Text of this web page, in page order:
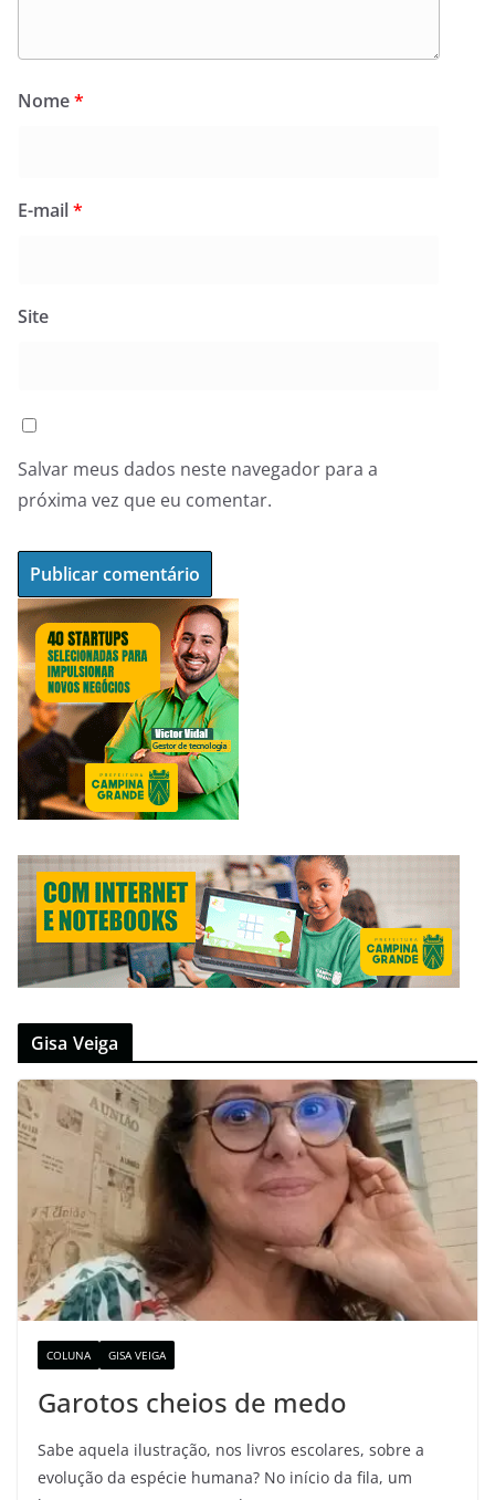
Nome*
E-mail*
Site
Salvar meus dados neste navegador para a
próxima vez que eu comentar.
Gisa Veiga
COLUNA GISA VEIGA
Garotos cheios de medo
Sabe aquela ilustração, nos livros escolares, sobre a
evolução da espécie humana? No início da fila, um